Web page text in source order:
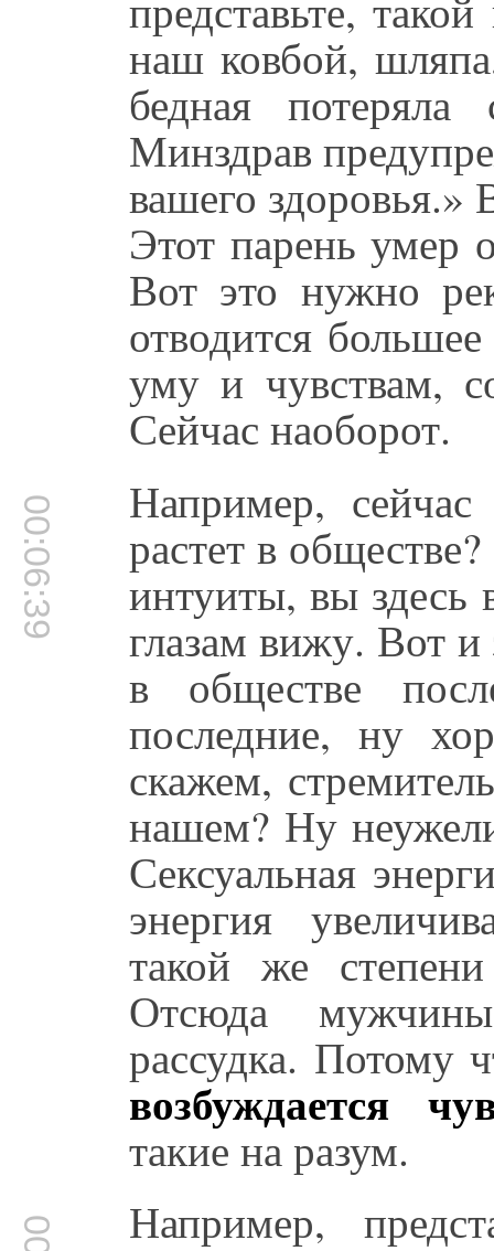
наш ковбой,
бедная потеряла
Минздрав
вашего здоровья.»
Этот парень умер
Вот это нужно
отводится
уму и чувствам,
Сейчас наоборот.
00:06:39 Например, сейчас
растет в
интуиты, вы
глазам вижу. Вот и
в обществе
последние, ну
скажем,
нашем? Ну
Сексуальная
энергия
такой же
Отсюда
рассудка. Потому
возбуждается
такие на разум.
Например,